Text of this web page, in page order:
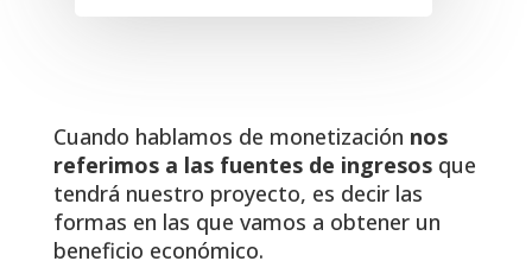
Cuando hablamos de monetización nos
referimos a las fuentes de ingresosque
tendrá nuestro proyecto, es decir las
formas en las que vamos a obtener un
beneficio económico.